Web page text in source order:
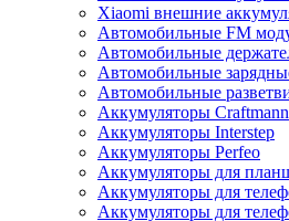
Xiaomi внешние
Автомобильные FM
Автомобильные
Автомобильные
Автомобильные
Аккумуляторы Craftmann
Аккумуляторы Interstep
Аккумуляторы Perfeo
Аккумуляторы для
Аккумуляторы для
Аккумуляторы для